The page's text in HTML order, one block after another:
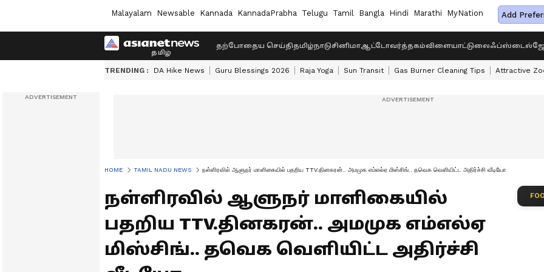
Malayalam Newsable Kannada KannadaPrabha Telugu Tamil Bangla Hindi Marathi MyNation Add
தற்போதைய செய்திதமிழ்நாடுசினிமாஆட்டோவர்த்தகம்விளையாட்டுலைஃப்ஸ்டைல்
TRENDING : DA Hike News Guru Blessings 2026 Raja Yoga Sun Transit Gas Burner Cleaning Tips Attractive
HOME TAMIL NADU NEWS நள்ளிரவில் ஆளுநர் மாளிகையில் பதறிய TTV.தினகரன்.. அமமுக எம்எல்ஏ மிஸ்சிங்.. தவெக வெளியிட்ட அதிர்ச்சி வீடியோ
நள்ளிரவில் ஆளுநர் மாளிகையில்
பதறிய TTV.தினகரன்.. அமமுக எம்எல்ஏ
மிஸ்சிங்.. தவெக வெளியிட்ட அதிர்ச்சி